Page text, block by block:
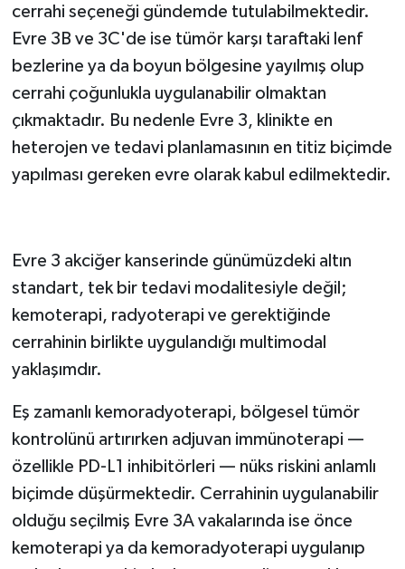
cerrahi seçeneği gündemde tutulabilmektedir.
Evre 3B ve 3C'de ise tümör karşı taraftaki lenf
bezlerine ya da boyun bölgesine yayılmış olup
cerrahi çoğunlukla uygulanabilir olmaktan
çıkmaktadır. Bu nedenle Evre 3, klinikte en
heterojen ve tedavi planlamasının en titiz biçimde
yapılması gereken evre olarak kabul edilmektedir.
Evre 3 akciğer kanserinde günümüzdeki altın
standart, tek bir tedavi modalitesiyle değil;
kemoterapi, radyoterapi ve gerektiğinde
cerrahinin birlikte uygulandığı multimodal
yaklaşımdır.
Eş zamanlı kemoradyoterapi, bölgesel tümör
kontrolünü artırırken adjuvan immünoterapi —
özellikle PD-L1 inhibitörleri — nüks riskini anlamlı
biçimde düşürmektedir. Cerrahinin uygulanabilir
olduğu seçilmiş Evre 3A vakalarında ise önce
kemoterapi ya da kemoradyoterapi uygulanıp